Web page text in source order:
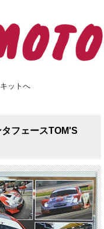
ットへ
フェースTOM'S